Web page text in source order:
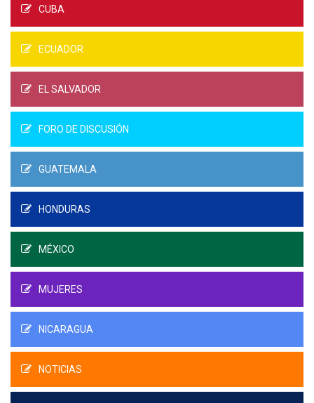
CUBA
ECUADOR
EL SALVADOR
FORO DE DISCUSIÓN
GUATEMALA
HONDURAS
MÉXICO
MUJERES
NICARAGUA
NOTICIAS